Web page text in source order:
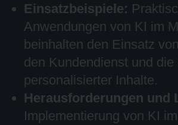
Einsatzbeispiele:
Anwendungen von KI im
beinhalten den Einsatz
den Kundendienst und die
personalisierter Inhalte.
Herausforderungen und
Implementierung von KI